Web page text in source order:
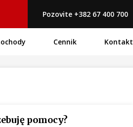
Pozovite +382 67 400 700
Cennik Kontakt
pomocy?